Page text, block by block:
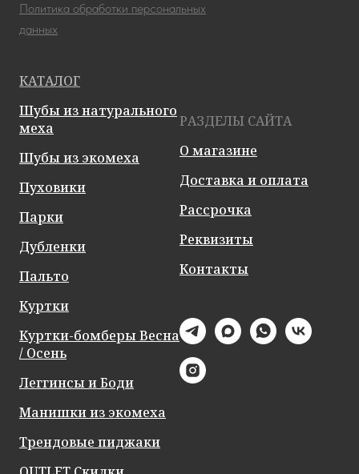
Политика обработки персональных
данных
КАТАЛОГ
Шубы из натурального
меха
Шубы из экомеха
Пуховики
Парки
Дубленки
Пальто
Куртки
Куртки-бомберы Весна
/ Осень
Леггинсы и Боди
Манишки из экомеха
Трендовые пиджаки
РАЗДЕЛЫ САЙТА
О магазине
Доставка и оплата
Рассрочка
Реквизиты
Контакты